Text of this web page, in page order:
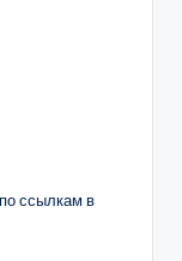
ссылкам в